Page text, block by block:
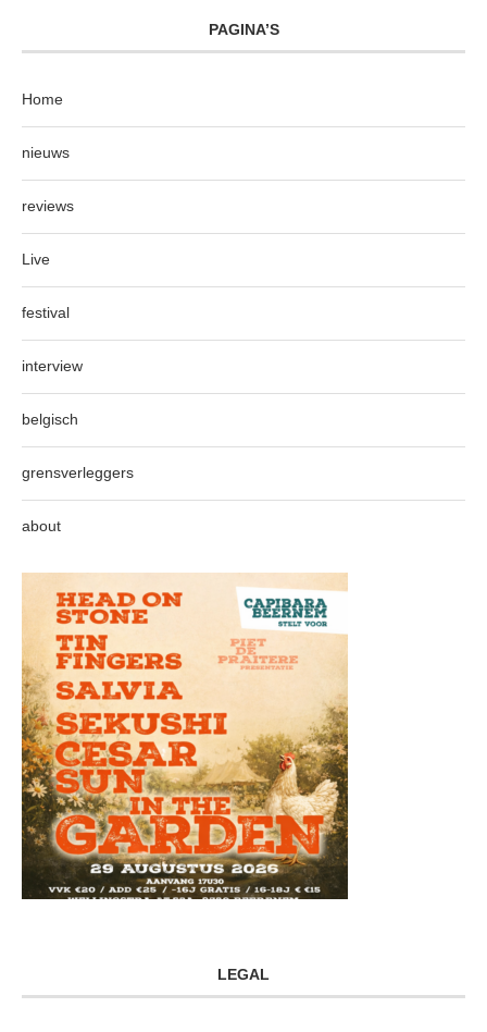
PAGINA’S
Home
nieuws
reviews
Live
festival
interview
belgisch
grensverleggers
about
LEGAL